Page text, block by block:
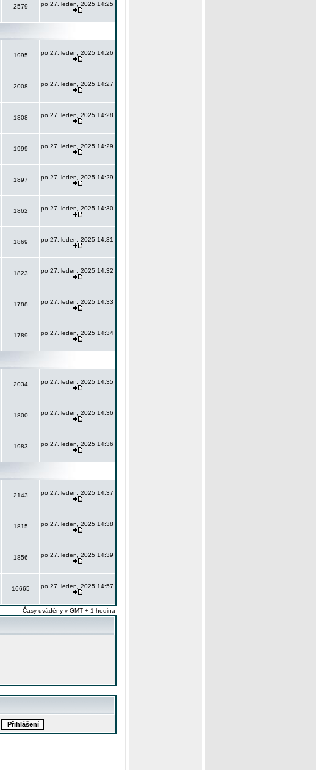
2579 po 27. leden, 2025 14:25
1995 po 27. leden, 2025 14:26
2008 po 27. leden, 2025 14:27
1808 po 27. leden, 2025 14:28
1999 po 27. leden, 2025 14:29
1897 po 27. leden, 2025 14:29
1862 po 27. leden, 2025 14:30
1869 po 27. leden, 2025 14:31
1823 po 27. leden, 2025 14:32
1788 po 27. leden, 2025 14:33
1789 po 27. leden, 2025 14:34
2034 po 27. leden, 2025 14:35
1800 po 27. leden, 2025 14:36
1983 po 27. leden, 2025 14:36
2143 po 27. leden, 2025 14:37
1815 po 27. leden, 2025 14:38
1856 po 27. leden, 2025 14:39
16665 po 27. leden, 2025 14:57
Časy uváděny v GMT + 1 hodina